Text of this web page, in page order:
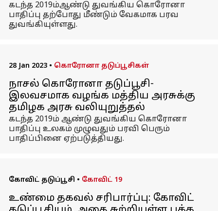
கடந்த 2019ம்ஆண்டு துவங்கிய கொரோனா
பாதிப்பு தற்போது மீண்டும் வேகமாக பரவ
துவங்கியுள்ளது.
28 Jan 2023 • கொரோனா தடுப்பூசிகள்
நாசல் கொரோனா தடுப்பூசி-
இலவசமாக வழங்க மத்திய அரசுக்கு
தமிழக அரசு வலியுறுத்தல்
கடந்த 2019ம் ஆண்டு துவங்கிய கொரோனா
பாதிப்பு உலகம் முழுவதும் பரவி பெரும்
பாதிப்பினை ஏற்படுத்தியது.
கோவிட் தடுப்பூசி • கோவிட் 19
உண்மை தகவல் சரிபார்ப்பு: கோவிட்